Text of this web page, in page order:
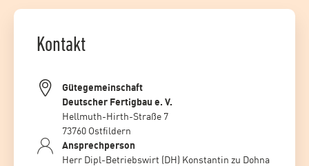
Kontakt
Gütegemeinschaft
Deutscher Fertigbau e. V.
Hellmuth-Hirth-Straße 7
73760 Ostfildern
Ansprechperson
Herr Dipl-Betriebswirt (DH) Konstantin zu Dohna